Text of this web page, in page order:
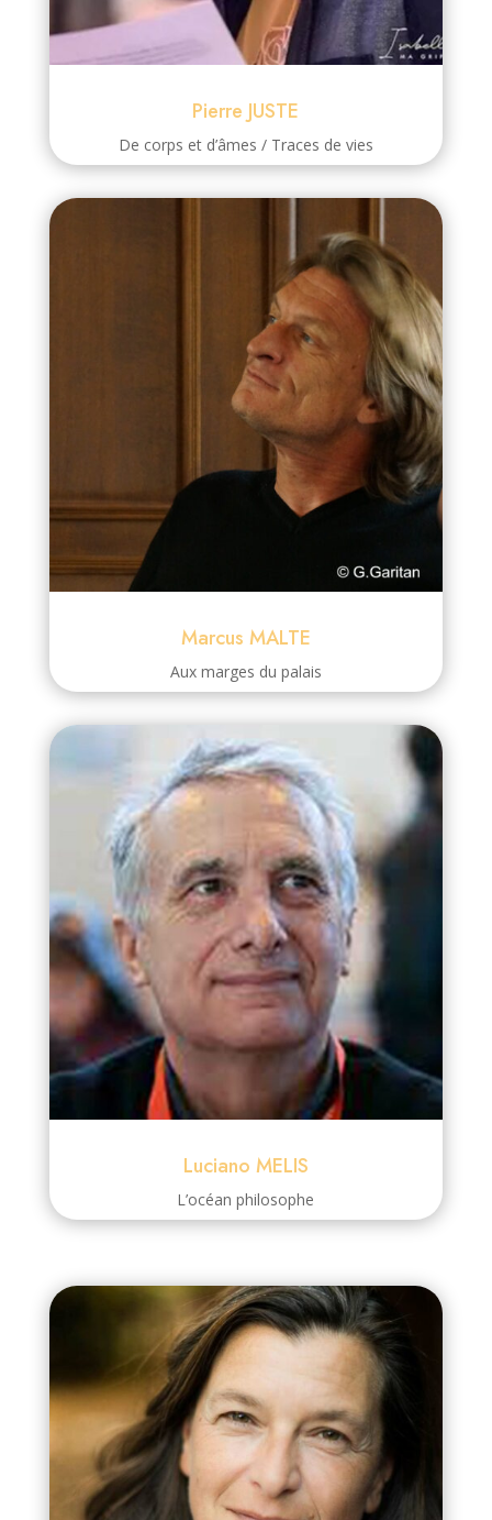
Pierre JUSTE
De corps et d’âmes / Traces de vies
Marcus MALTE
Aux marges du palais
Luciano MELIS
L’océan philosophe